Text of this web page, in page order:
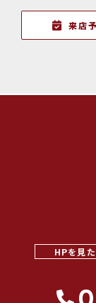
来店
HPを見